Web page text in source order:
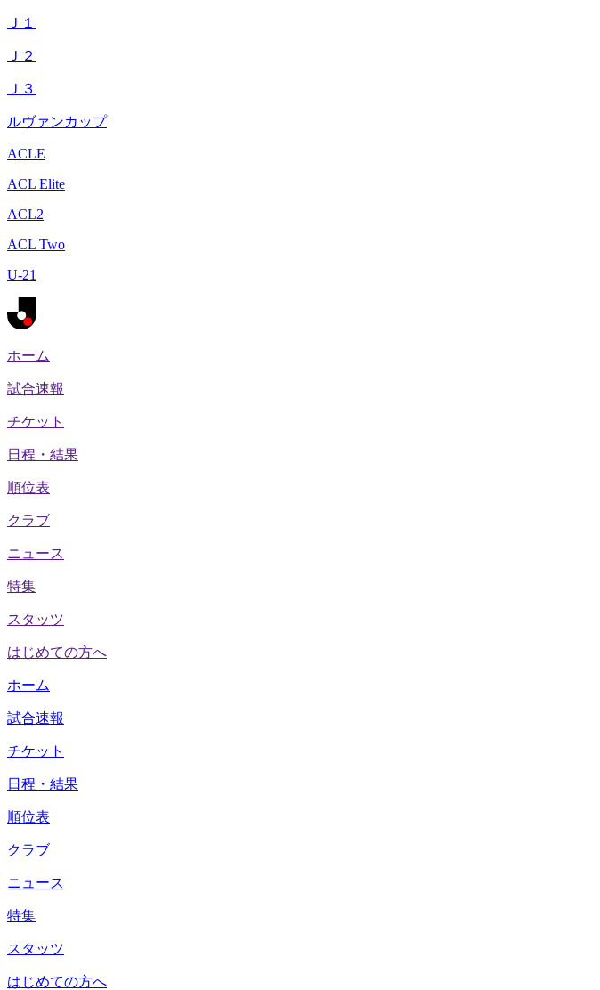
Ｊ１
Ｊ２
Ｊ３
ルヴァンカップ
ACLE
ACL Elite
ACL2
ACL Two
U-21
ホーム
試合速報
チケット
日程・結果
順位表
クラブ
ニュース
特集
スタッツ
はじめての方へ
ホーム
試合速報
チケット
日程・結果
順位表
クラブ
ニュース
特集
スタッツ
はじめての方へ